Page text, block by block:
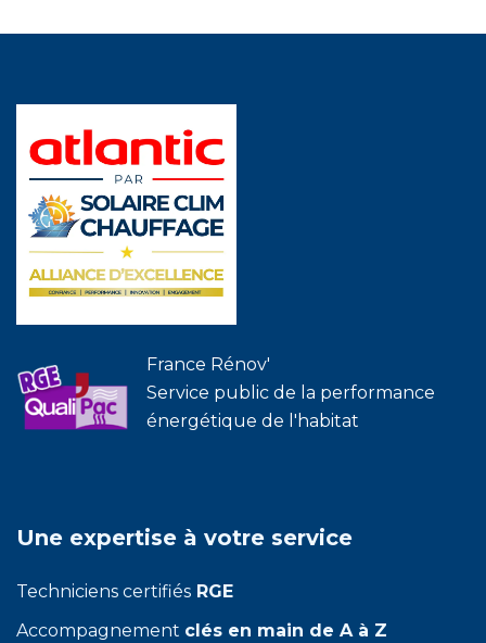
France Rénov'
Service public de la performance
énergétique de l'habitat
Une expertise à votre service
Techniciens certifiés RGE
Accompagnement clés en main de A à Z